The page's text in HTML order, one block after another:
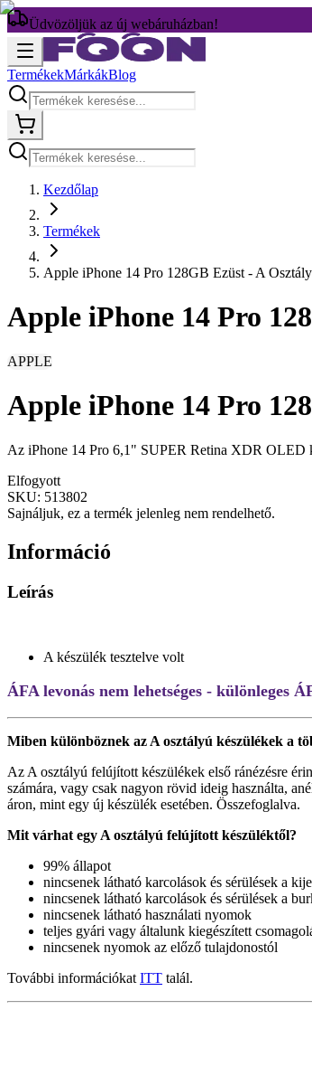
Üdvözöljük az új webáruházban!
TermékekMárkákBlog
Kezdőlap
Termékek
Apple iPhone 14 Pro 128GB Ezüst - A Osztály
Apple iPhone 14 Pro
APPLE
Apple iPhone 14 Pro
Az iPhone 14 Pro 6,1" SUPER Retina XDR OLED
Elfogyott
SKU: 513802
Sajnáljuk, ez a termék jelenleg nem rendelhető.
Információ
Leírás
A készülék tesztelve volt
ÁFA levonás nem lehetséges - különleges
Miben különböznek az A osztályú készülékek a
Az A osztályú felújított készülékek első ránézésre
számára, vagy csak nagyon rövid ideig használta,
áron, mint egy új készülék esetében. Összefoglalva.
Mit várhat egy A osztályú felújított készüléktől?
99% állapot
nincsenek látható karcolások és sérülések a
nincsenek látható karcolások és sérülések a
nincsenek látható használati nyomok
teljes gyári vagy általunk kiegészített
nincsenek nyomok az előző tulajdonostól
További információkat ITT talál.